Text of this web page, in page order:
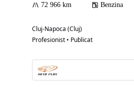
72 966 km Benzina
Cluj-Napoca (Cluj)
Profesionist • Publicat